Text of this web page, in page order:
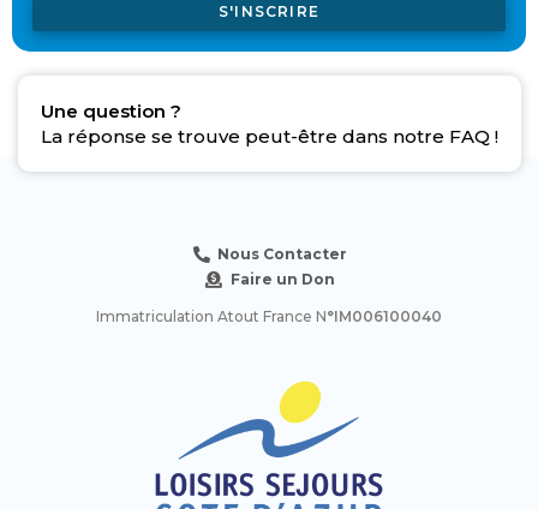
S'INSCRIRE
Une question ?
La réponse se trouve peut-être dans notre FAQ !
Nous Contacter
Faire un Don
Immatriculation Atout France N°IM006100040